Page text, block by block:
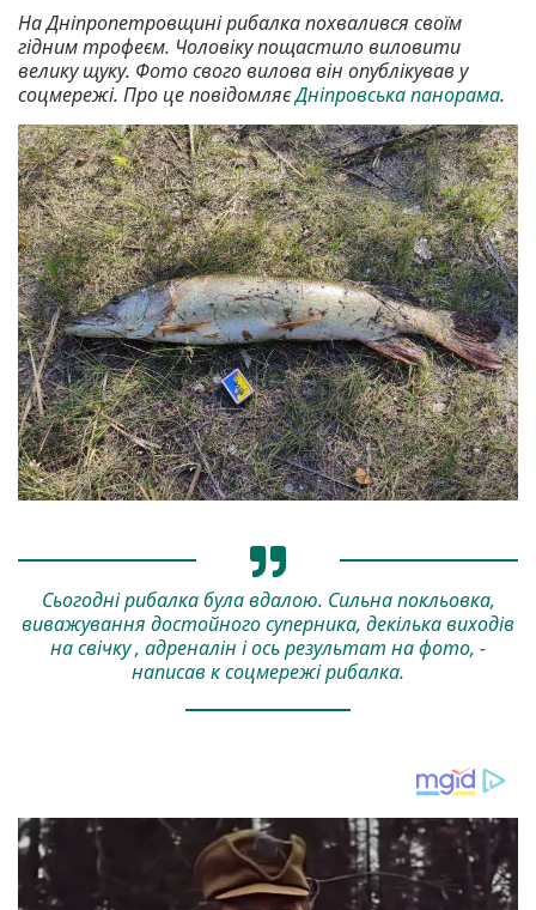
На Дніпропетровщині рибалка похвалився своїм
гідним трофеєм. Чоловіку пощастило виловити
велику щуку. Фото свого вилова він опублікував у
соцмережі. Про це повідомляєДніпровська панорама.
Сьогодні рибалка була вдалою. Сильна покльовка,
виважування достойного суперника, декілька виходів
на свічку , адреналін і ось результат на фото, -
написав к соцмережі рибалка.